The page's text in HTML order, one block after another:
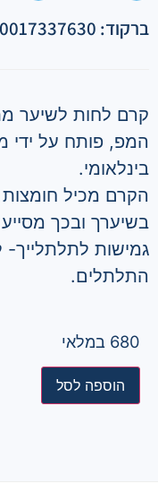
ברקוד: 7290017337630
קרם לחות לשיער
המפ, פותח על ידי
בינלאומי.
הקרם מכיל חומצות
בשיערך ובכך
גמישות לתלתלייך-
התלתלים.
680 במלאי
הוספה לסל